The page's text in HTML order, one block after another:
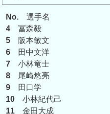
No. 選手名
4 冨森毅
5 阪本敏文
6 田中文洋
7 小林竜士
8 尾崎悠亮
9 田口学
10 小林紀代己
11 金田大成